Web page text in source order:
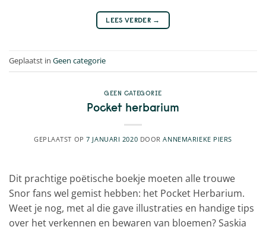
LEES VERDER →
Geplaatst in Geen categorie
GEEN CATEGORIE
Pocket herbarium
GEPLAATST OP7 JANUARI 2020 DOORANNEMARIEKE PIERS
Dit prachtige poëtische boekje moeten alle trouwe
Snor fans wel gemist hebben: het Pocket Herbarium.
Weet je nog, met al die gave illustraties en handige tips
over het verkennen en bewaren van bloemen? Saskia